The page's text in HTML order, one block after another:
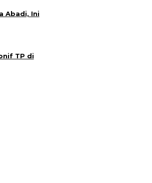
Abadi, Ini
TP di